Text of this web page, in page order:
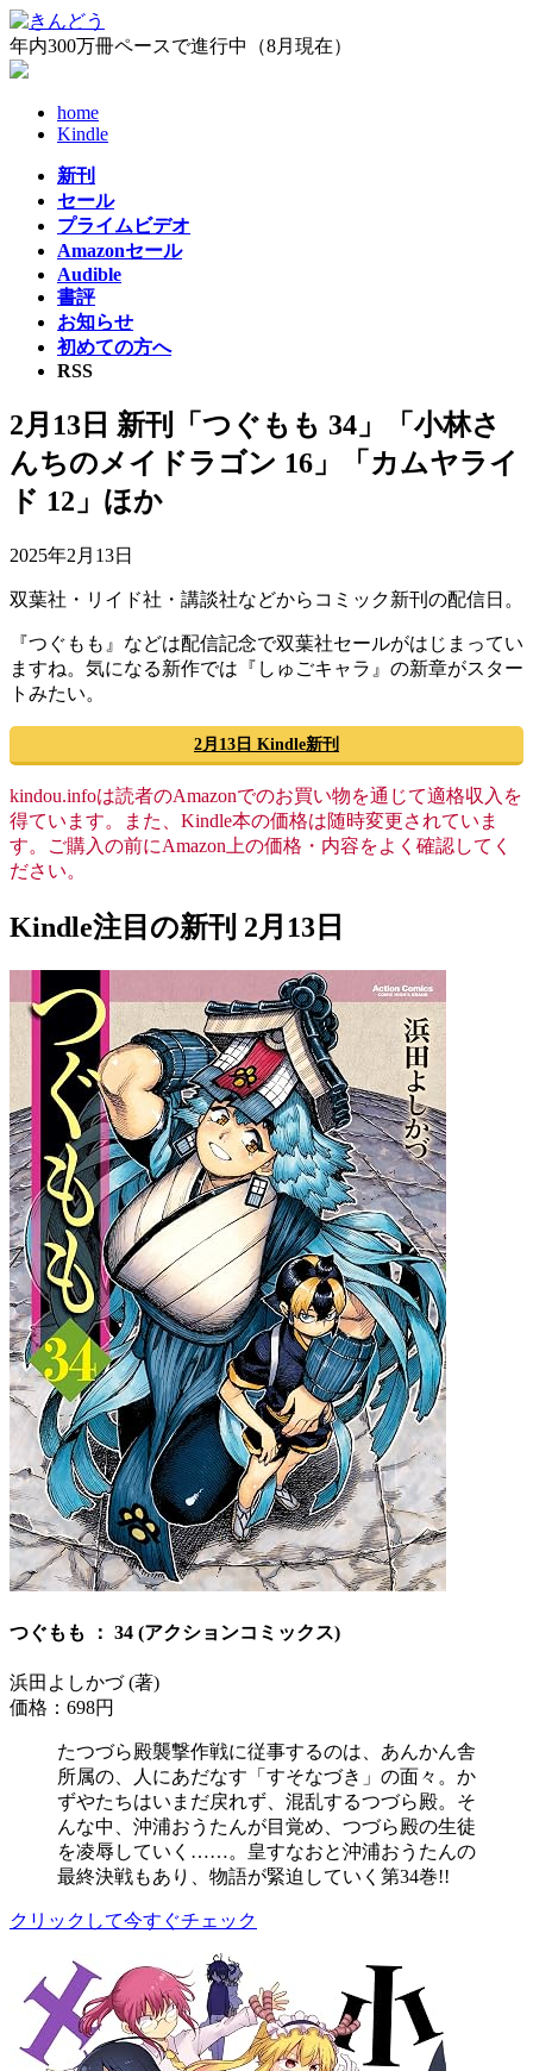
コ
ン
テ
ナ
ビ
ゲ
年内300万冊ペースで進行中（8月現在）
home
Kindle
新刊
セール
プライムビデオ
Amazonセール
Audible
書評
お知らせ
初めての方へ
RSS
2月13日 新刊「つぐもも 34」「小林さ
んちのメイドラゴン 16」「カムヤライ
ド 12」ほか
2025年2月13日
双葉社・リイド社・講談社などからコミック新刊の配信日。
『つぐもも』などは配信記念で双葉社セールがはじまってい
ますね。気になる新作では『しゅごキャラ』の新章がスター
トみたい。
2月13日 Kindle新刊
kindou.infoは読者のAmazonでのお買い物を通じて適格収入を
得ています。また、Kindle本の価格は随時変更されていま
す。ご購入の前にAmazon上の価格・内容をよく確認してく
ださい。
Kindle注目の新刊 2月13日
つぐもも ： 34 (アクションコミックス)
浜田よしかづ (著)
価格：698円
たつづら殿襲撃作戦に従事するのは、あんかん舎
所属の、人にあだなす「すそなづき」の面々。か
ずやたちはいまだ戻れず、混乱するつづら殿。そ
んな中、沖浦おうたんが目覚め、つづら殿の生徒
を凌辱していく……。皇すなおと沖浦おうたんの
最終決戦もあり、物語が緊迫していく第34巻!!
クリックして今すぐチェック